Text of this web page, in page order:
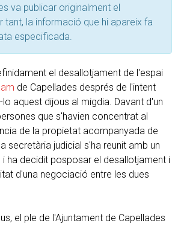
va publicar originalment el
tant, la informació que hi apareix fa
especificada.
el desallotjament de l'espai
de Capellades després de l'intent
aquest dijous al migdia. Davant d'un
que s'havien concentrat al
de la propietat acompanyada de
secretària judicial s'ha reunit amb un
ha decidit posposar el desallotjament i
d'una negociació entre les dues
el ple de l'Ajuntament de Capellades